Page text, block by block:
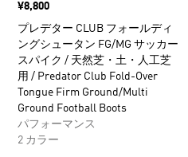
価格
¥8,800
プレデター CLUB フォールディ
ングシュータン FG/MG サッカー
スパイク / 天然芝・土・人工芝
用 / Predator Club Fold-Over
Tongue Firm Ground/Multi
Ground Football Boots
パフォーマンス
2 カラー